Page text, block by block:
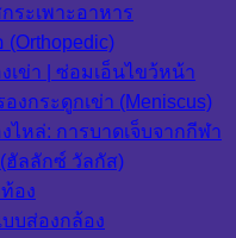
ระเพาะอาหาร
เข่า | ซ่อมเอ็นไขว้หน้า
งกระดูกเข่า (Meniscus)
ไหล่: การบาดเจ็บจากกีฬา
ฮัลลักซ์ วัลกัส)
อง
บส่องกล้อง